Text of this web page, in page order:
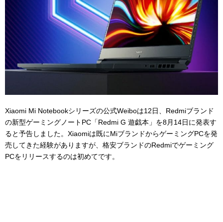
Xiaomi Mi Notebookシリーズの公式Weiboは12日、Redmiブランド
の新型ゲーミングノートPC「Redmi G 遊戯本」を8月14日に発表す
ると予告しました。Xiaomiは既にMiブランドからゲーミングPCを発
売してきた経験がありますが、格安ブランドのRedmiでゲーミング
PCをリリースするのは初めてです。